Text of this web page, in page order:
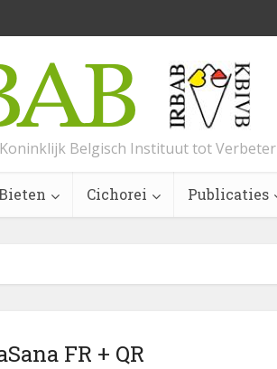
Koninklijk Belgisch Instituut tot
Cichorei Publicaties
FR + QR